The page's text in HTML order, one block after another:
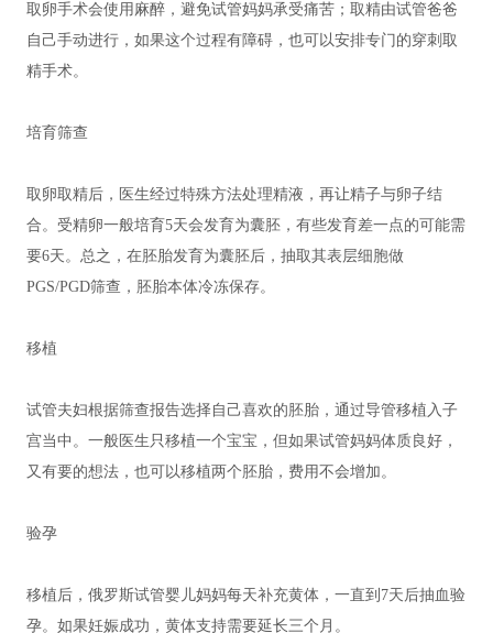
取卵手术会使用麻醉，避免试管妈妈承受痛苦；取精由试管爸爸
自己手动进行，如果这个过程有障碍，也可以安排专门的穿刺取
精手术。
培育筛查
取卵取精后，医生经过特殊方法处理精液，再让精子与卵子结
合。受精卵一般培育5天会发育为囊胚，有些发育差一点的可能需
要6天。总之，在胚胎发育为囊胚后，抽取其表层细胞做
PGS/PGD筛查，胚胎本体冷冻保存。
移植
试管夫妇根据筛查报告选择自己喜欢的胚胎，通过导管移植入子
宫当中。一般医生只移植一个宝宝，但如果试管妈妈体质良好，
又有要的想法，也可以移植两个胚胎，费用不会增加。
验孕
移植后，俄罗斯试管婴儿妈妈每天补充黄体，一直到7天后抽血验
孕。如果妊娠成功，黄体支持需要延长三个月。